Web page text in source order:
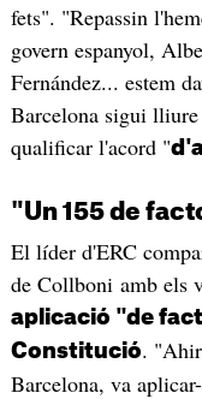
fets". "Repassin
govern espanyol,
Fernández... estem
Barcelona sigui
qualificar l'acord "
"Un 155 de
El líder d'ERC
de Collboni amb els
aplicació "de
Constitució.
Barcelona, va